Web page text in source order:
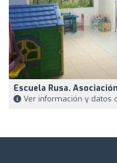
Escuela Rusa.
Ver información y datos